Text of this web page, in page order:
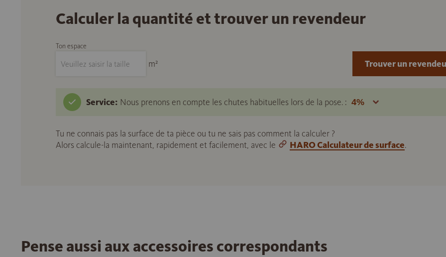
Calculer la quantité et trouver un revendeur
Ton espace
m²
Service: Nous prenons en compte les chutes habituelles lors de la pose. :
Tu ne connais pas la surface de ta pièce ou tu ne sais pas comment la calculer ?
Alors calcule-la maintenant, rapidement et facilement, avec le
HARO Calculateur de surface.
Trouver un
Pense aussi aux accessoires correspondants